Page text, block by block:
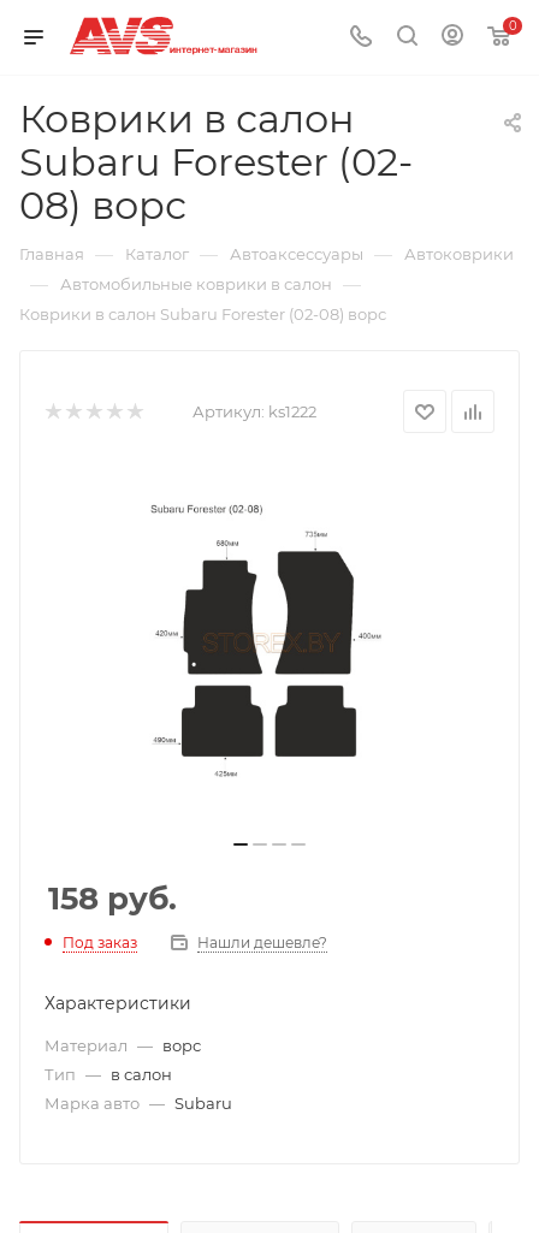
0
Коврики в салон
Subaru Forester (02-
08) ворс
Главная — Каталог — Автоаксессуары — Автоковрики
— Автомобильные коврики в салон —
Коврики в салон Subaru Forester (02-08) ворс
Артикул: ks1222
158 руб.
Под заказ Нашли дешевле?
Характеристики
Материал — ворс
Тип — в салон
Марка авто — Subaru